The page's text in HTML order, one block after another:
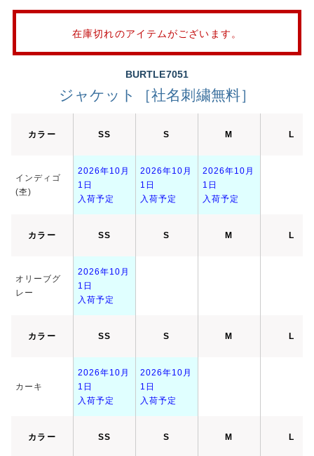
在庫切れのアイテムがございます。
BURTLE7051
ジャケット［社名刺繍無料］
カラー SS S M L
インディゴ
(杢)
2026年10月
1日
入荷予定
2026年10月
1日
入荷予定
2026年10月
1日
入荷予定
カラー SS S M L
オリーブグ
レー
2026年10月
1日
入荷予定
カラー SS S M L
カーキ
2026年10月
1日
入荷予定
2026年10月
1日
入荷予定
カラー SS S M L